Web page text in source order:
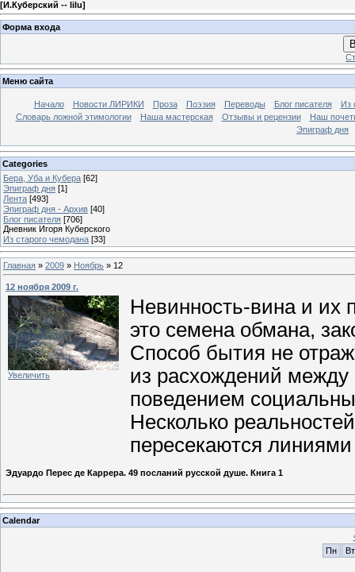
[И.Куберский -- lilu]
Форма входа
Меню сайта
Начало Новости ЛИРИКИ Проза Поэзия Переводы Блог писателя
Из
Словарь ложной этимологии
Наша мастерская Отзывы и рецензии
Наш
Эпиграф дня
Categories
Бера, Уба и Кубера [62]
Эпиграф дня [1]
Лента [493]
Эпиграф дня - Архив [40]
Блог писателя [706]
Дневник Игоря Куберского
Из старого чемодана [33]
Главная » 2009 » Ноябрь » 12
12 ноября 2009 г.
Увеличить
Невинность-вина и их
это семена обмана,
Способ бытия не
из расхождений
поведением
Несколько
пересекаются
Эдуардо Перес де Каррера. 49 посланий русской душе. Книга 1
Calendar
Пн
Вт